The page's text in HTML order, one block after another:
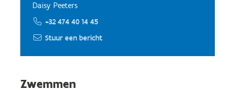
Daisy Peeters
+32 474 40 14 45
Stuur een bericht
Zwemmen